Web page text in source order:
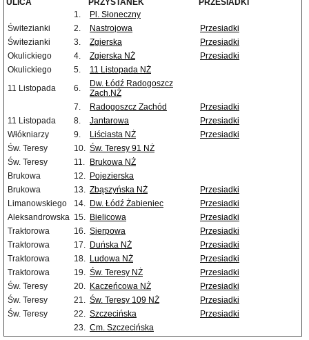
ULICA PRZYSTANEK
PRZESIADKI
1.
Pl. Słoneczny
Świtezianki
2. Nastrojowa
Przesiadki
Świtezianki
3. Zgierska
Przesiadki
Okulickiego
4. Zgierska NŻ
Przesiadki
Okulickiego
5.
11 Listopada NŻ
11 Listopada
6.
Dw. Łódź Radogoszcz
Zach.NŻ
7.
Radogoszcz Zachód
Przesiadki
11 Listopada
8. Jantarowa
Przesiadki
Włókniarzy
9. Liściasta NŻ
Przesiadki
Św. Teresy
10. Św. Teresy 91 NŻ
Św. Teresy
11.
Brukowa NŻ
Brukowa
12. Pojezierska
Brukowa
13. Zbąszyńska NŻ
Przesiadki
Limanowskiego
14. Dw. Łódź Żabieniec
Przesiadki
Aleksandrowska 15. Bielicowa
Przesiadki
Traktorowa
16. Sierpowa
Przesiadki
Traktorowa
17. Duńska NŻ
Przesiadki
Traktorowa
18. Ludowa NŻ
Przesiadki
Traktorowa
19. Św. Teresy NŻ
Przesiadki
Św. Teresy
20. Kaczeńcowa NŻ
Przesiadki
Św. Teresy
21. Św. Teresy 109 NŻ
Przesiadki
Św. Teresy
22. Szczecińska
Przesiadki
23. Cm. Szczecińska